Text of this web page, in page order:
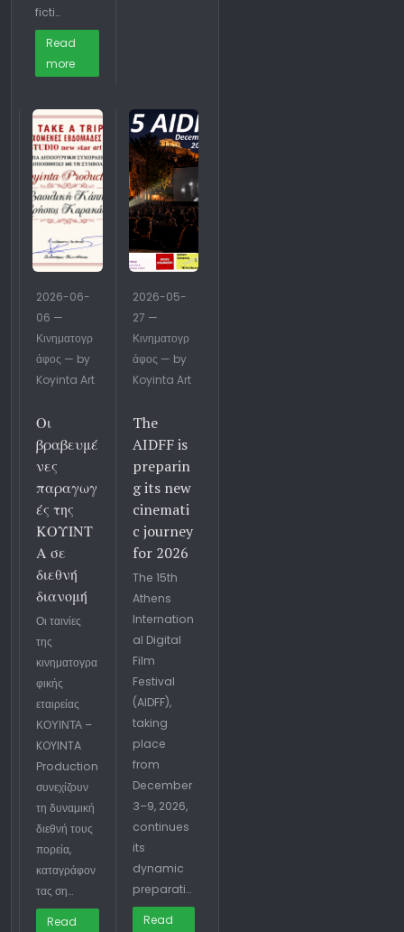
ficti…
Read
more
2026-06-
06 —
Κινηματογρ
άφος — by
Koyinta Art
Οι
βραβευμέ
νες
παραγωγ
ές της
ΚΟΥΙΝΤ
Α σε
διεθνή
διανομή
Οι ταινίες
της
κινηματογρα
φικής
εταιρείας
ΚΟΥΙΝΤΑ –
KOYINTA
Production
συνεχίζουν
τη δυναμική
διεθνή τους
πορεία,
καταγράφον
τας ση…
Read
2026-05-
27 —
Κινηματογρ
άφος — by
Koyinta Art
The
AIDFF is
preparin
g its new
cinemati
c journey
for 2026
The 15th
Athens
Internation
al Digital
Film
Festival
(AIDFF),
taking
place
from
December
3–9, 2026,
continues
its
dynamic
preparati…
Read